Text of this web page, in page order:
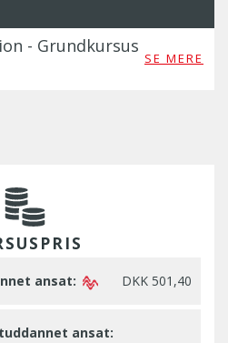
- Grundkursus
SE MERE
ansat: DKK 501,40
ansat: